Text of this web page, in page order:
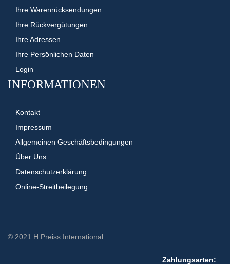
Ihre Warenrücksendungen
Ihre Rückvergütungen
Ihre Adressen
Ihre Persönlichen Daten
Login
INFORMATIONEN
Kontakt
Impressum
Allgemeinen Geschäftsbedingungen
Über Uns
Datenschutzerklärung
Online-Streitbeilegung
© 2021 H.Preiss International
Zahlungsarten: